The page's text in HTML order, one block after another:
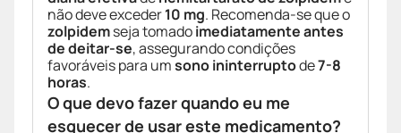
não deve exceder10 mg. Recomenda-se que o
zolpidemseja tomadoimediatamente antes
de deitar-se, assegurando condições
favoráveis para umsono ininterruptode7-8
horas.
O que devo fazer quando eu me
esquecer de usar este medicamento?